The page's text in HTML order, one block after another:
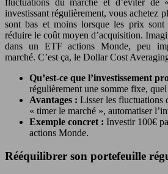
investissant régulièrement, vous achetez
sont bas et moins lorsque les prix
réduire le coût moyen d’acquisition.
dans un ETF actions Monde, peu
marché. C’est ça, le Dollar Cost
Qu’est-ce que l’investissement
régulièrement une somme fixe,
Avantages : Lisser les fluctuations
« timer le marché », automatiser
Exemple concret : Investir 100€
actions Monde.
Rééquilibrer son portefeuille